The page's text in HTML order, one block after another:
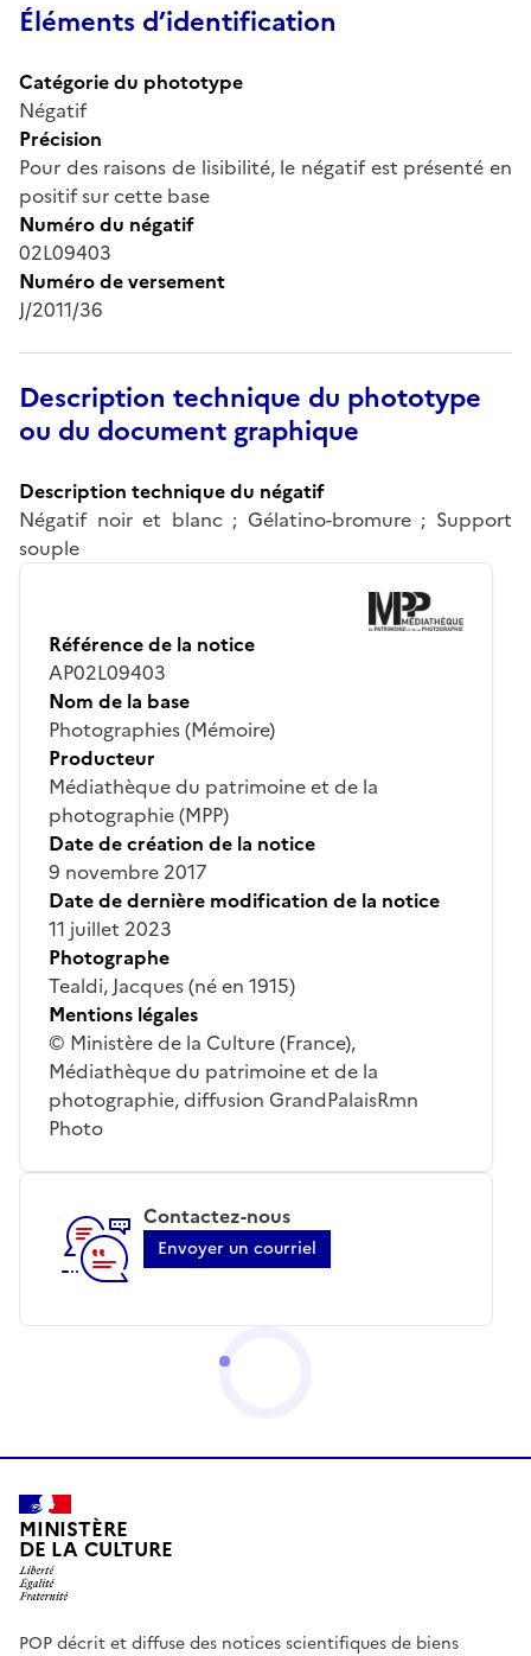
Éléments d’identification
Catégorie du phototype
Négatif
Précision
Pour des raisons de lisibilité, le négatif est présenté en
positif sur cette base
Numéro du négatif
02L09403
Numéro de versement
J/2011/36
Description technique du phototype
ou du document graphique
Description technique du négatif
Négatif noir et blanc ; Gélatino-bromure ; Support
souple
Référence de la notice
AP02L09403
Nom de la base
Photographies (Mémoire)
Producteur
Médiathèque du patrimoine et de la
photographie (MPP)
Date de création de la notice
9 novembre 2017
Date de dernière modification de la notice
11 juillet 2023
Photographe
Tealdi, Jacques (né en 1915)
Mentions légales
© Ministère de la Culture (France),
Médiathèque du patrimoine et de la
photographie, diffusion GrandPalaisRmn
Photo
Contactez-nous
Envoyer un courriel
MINISTÈRE
DE LA CULTURE
POP décrit et diffuse des notices scientifiques de biens